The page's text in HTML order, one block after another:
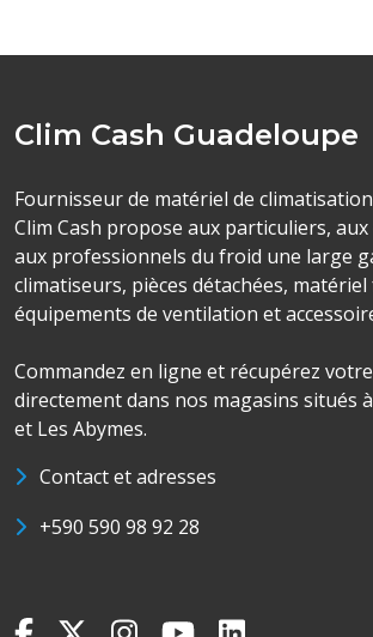
Clim Cash Guadeloupe
Fournisseur de matériel de
Clim Cash propose aux particuliers,
aux professionnels du froid une large
climatiseurs, pièces détachées,
équipements de ventilation et
Commandez en ligne et récupérez
directement dans nos magasins situés
et Les Abymes.
Contact et adresses
+590 590 98 92 28